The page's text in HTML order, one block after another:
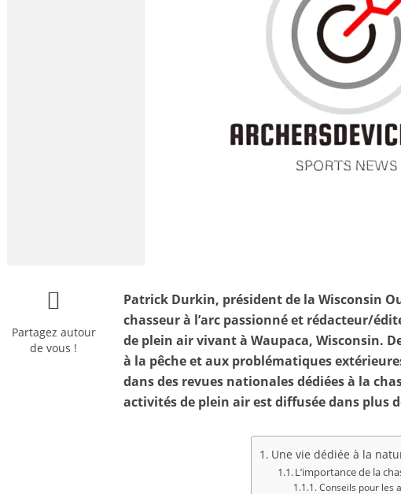
Partagez autour
de vous !
Patrick Durkin, président de la Wisconsin
chasseur à l’arc passionné et rédacteur/
de plein air vivant à Waupaca, Wisconsin.
à la pêche et aux problématiques
dans des revues nationales dédiées à la
activités de plein air est diffusée dans plus
Une vie dédiée à la
L’importance de la
Conseils pour les